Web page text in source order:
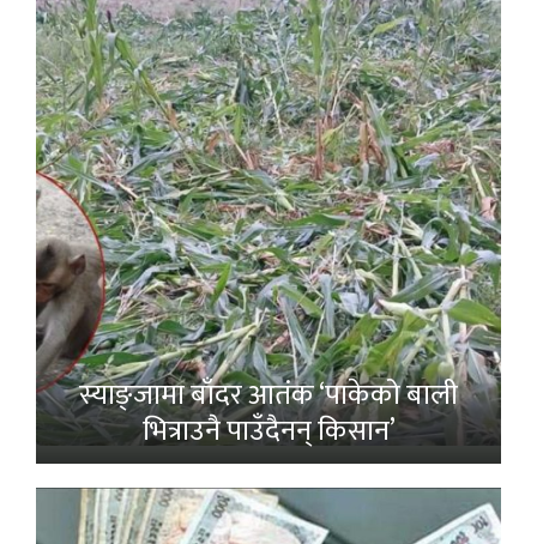
स्याङ्जामा बाँदर आतंक ‘पाकेको बाली
भित्राउनै पाउँदैनन् किसान’